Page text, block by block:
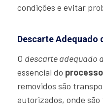
condições e evitar
Descarte Adequado
O descarte adequado
essencial do
removidos são
autorizados, onde